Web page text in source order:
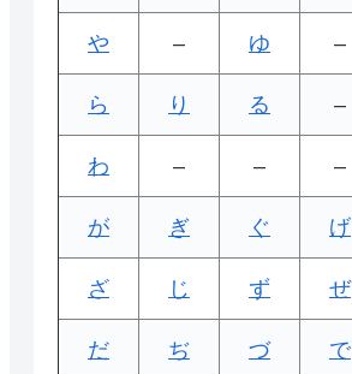
や – ゆ –
ら り る –
わ – – –
が ぎ ぐ げ
ざ じ ず ぜ
だ ぢ づ で